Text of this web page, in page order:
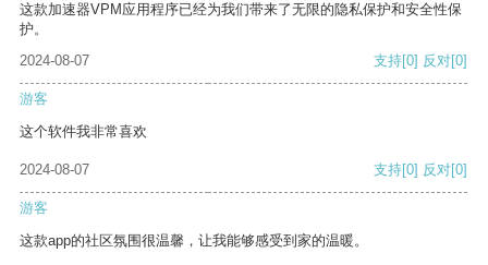
这款加速器VPM应用程序已经为我们带来了无限的隐私保护和安全性保
护。
2024-08-07
支持[0] 反对[0]
游客
这个软件我非常喜欢
2024-08-07 支持[0] 反对[0]
游客
这款app的社区氛围很温馨，让我能够感受到家的温暖。